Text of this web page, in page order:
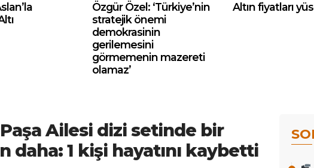
Özgür Özel: ‘Türkiye’nin
stratejik önemi
demokrasinin
gerilemesini
görmemenin mazereti
olamaz’
Altın fiyatları
Ailesi dizi setinde bir
daha: 1 kişi hayatını kaybetti